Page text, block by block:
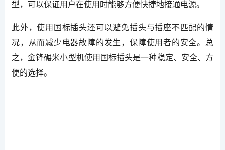
型，可以保证用户在使用时能够方便快捷地接通电源。
此外，使用国标插头还可以避免插头与插座不匹配的情
况，从而减少电器故障的发生，保障使用者的安全。总
之，金锋碾米小型机使用国标插头是一种稳定、安全、方
便的选择。